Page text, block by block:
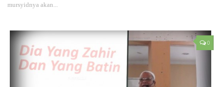
mursyidnya akan...
0